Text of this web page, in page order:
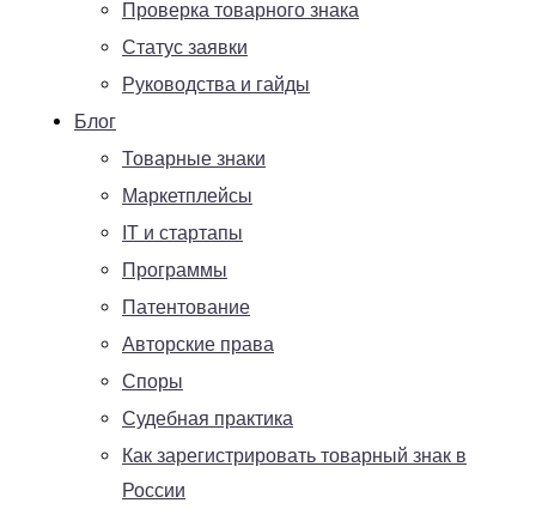
Проверка товарного знака
Статус заявки
Руководства и гайды
Блог
Товарные знаки
Маркетплейсы
IT и стартапы
Программы
Патентование
Авторские права
Споры
Судебная практика
Как зарегистрировать товарный знак в
России